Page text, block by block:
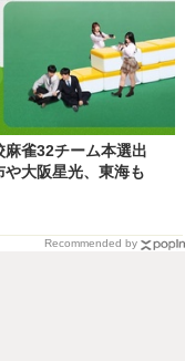
麻雀32チーム本選出
大阪星光、東海も
Recommended by